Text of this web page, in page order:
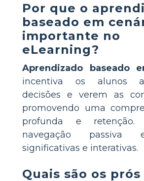
Por que o
baseado em
importante no
eLearning?
Aprendizado baseado
incentiva os alunos
decisões e verem as
promovendo uma
profunda e retenção.
navegação passiva
significativas e interativas.
Quais são os prós